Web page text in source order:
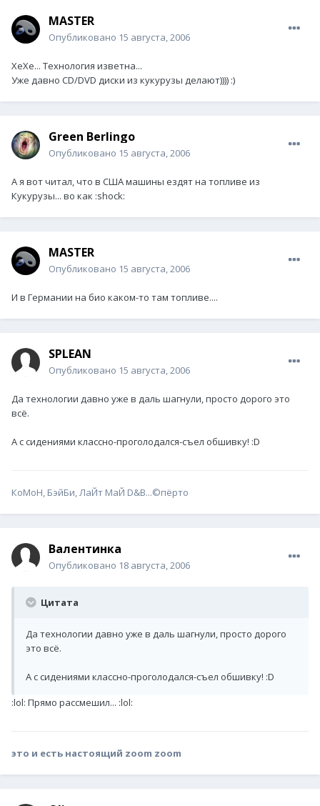
MASTER
Опубликовано 15 августа, 2006
ХеХе... Технология изветна...
Уже давно CD/DVD диски из кукурузы делают)))) :)
Green Berlingo
Опубликовано 15 августа, 2006
А я вот читал, что в США машины ездят на топливе из
Кукурузы... во как :shock:
MASTER
Опубликовано 15 августа, 2006
И в Германии на био каком-то там топливе....
SPLEAN
Опубликовано 15 августа, 2006
Да технологии давно уже в даль шагнули, просто дорого это
всё.
А с сидениями классно-проголодался-съел обшивку! :D
КоМоН, БэйБи, ЛаЙт МаЙ D&B...©пёрто
Валентинка
Опубликовано 18 августа, 2006
Цитата
Да технологии давно уже в даль шагнули, просто дорого
это всё.
А с сидениями классно-проголодался-съел обшивку! :D
:lol: Прямо рассмешил... :lol:
это и есть настоящий zoom zoom